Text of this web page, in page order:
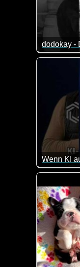
dodokay -
Na dann
Wenn KI
So in